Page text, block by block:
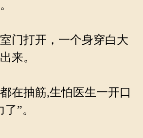
门打开，一个身穿白大
来。
在抽筋,生怕医生一开口
”。